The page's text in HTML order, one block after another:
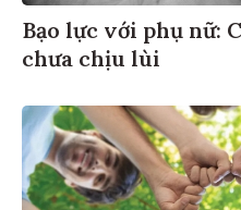
Bạo lực với phụ nữ:
chưa chịu lùi